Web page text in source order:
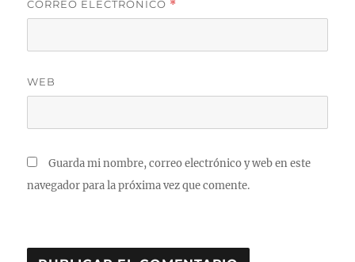
CORREO ELECTRÓNICO *
WEB
Guarda mi nombre, correo electrónico y web en este
navegador para la próxima vez que comente.